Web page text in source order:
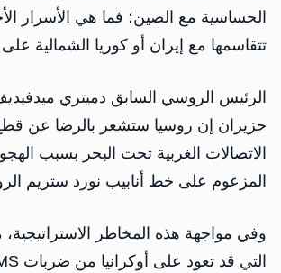
الحساسية مع الصين؛ فما هي الأسرار
تتقاسمها مع إيران أو كوريا الشمالية
الرئيس الروسي السابق دميتري
حزيران إن روسيا ستشعر بالرضا عن
الاتصالات الغربية تحت البحر بسبب
المزعوم على خط أنابيب نورد ستريم
وفي مواجهة هذه المخاطر الاستراتيجية،
التي قد تعود على أوكرانيا من ضربات ATACMS؟